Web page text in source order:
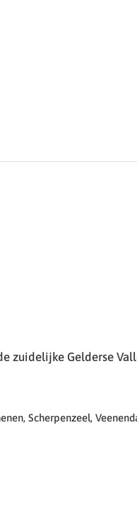
zuidelijke Gelderse
Scherpenzeel,